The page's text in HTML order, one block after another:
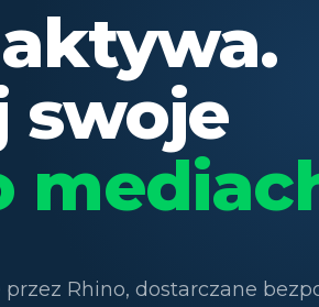
swoje
Rhino, dostarczane